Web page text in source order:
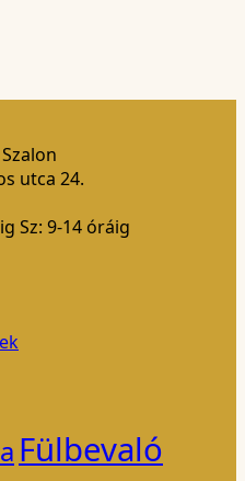
utca 24.
Sz: 9-14 óráig
Fülbevaló